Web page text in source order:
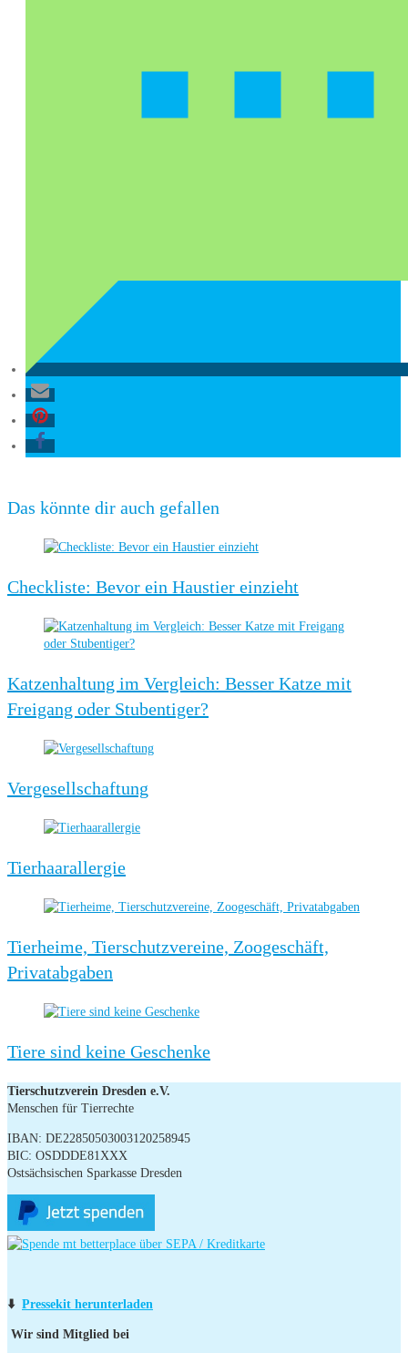
Das könnte dir auch gefallen
Checkliste: Bevor ein Haustier einzieht
Katzenhaltung im Vergleich: Besser Katze mit
Freigang oder Stubentiger?
Vergesellschaftung
Tierhaarallergie
Tierheime, Tierschutzvereine, Zoogeschäft,
Privatabgaben
Tiere sind keine Geschenke
Tierschutzverein Dresden e.V.
Menschen für Tierrechte
IBAN: DE22850503003120258945
BIC: OSDDDE81XXX
Ostsächsischen Sparkasse Dresden
⬇️ Pressekit herunterladen
Wir sind Mitglied bei